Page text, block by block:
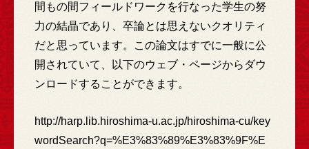
間もの間フィールドワークを行なった学生の努
力の結晶であり、卒論とは思えないクオリティ
だと思っています。この論文はすでに一般に公
開されていて、以下のウェブ・ページからダウ
ンロードすることができます。
http://harp.lib.hiroshima-u.ac.jp/hiroshima-cu/key
wordSearch?q=%E3%83%89%E3%83%9F%E